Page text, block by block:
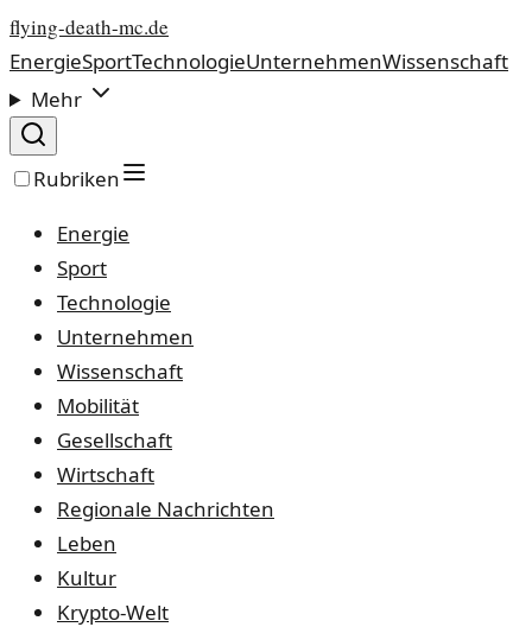
flying-death-mc.de
EnergieSportTechnologieUnternehmenWissenschaft
Mehr
Rubriken
Energie
Sport
Technologie
Unternehmen
Wissenschaft
Mobilität
Gesellschaft
Wirtschaft
Regionale Nachrichten
Leben
Kultur
Krypto-Welt